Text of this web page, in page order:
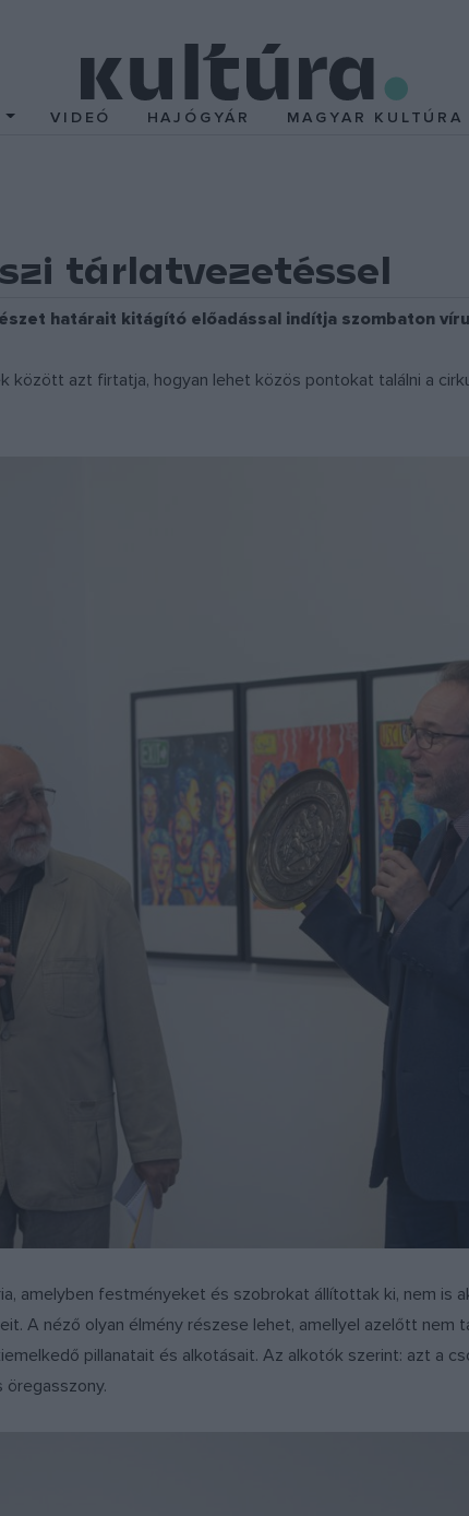
VIDEÓ HAJÓGYÁR MAGYAR
tárlatvezetéssel
határait kitágító előadással indítja szombaton
között azt firtatja, hogyan lehet közös pontokat találni a
amelyben festményeket és szobrokat állítottak ki, nem is
A néző olyan élmény részese lehet, amellyel azelőtt nem
pillanatait és alkotásait. Az alkotók szerint: azt a